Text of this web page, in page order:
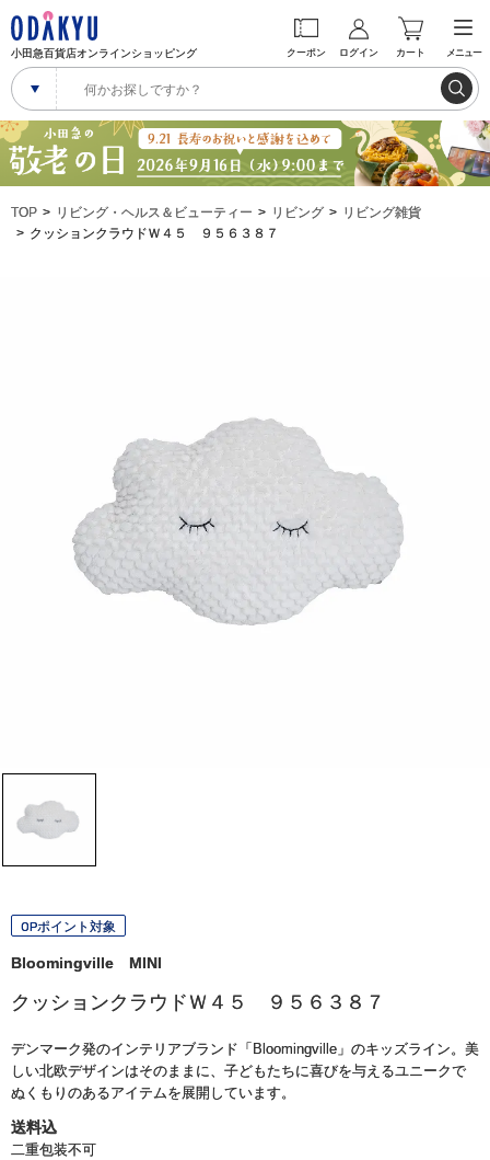
小田急百貨店オンラインショッピング クーポン ログイン カート メニュー
TOP リビング・ヘルス＆ビューティー リビング
リビング雑貨
クッションクラウドＷ４５ ９５６３８７
OPポイント対象
Bloomingville MINI
クッションクラウドＷ４５ ９５６３８７
デンマーク発のインテリアブランド「Bloomingville」のキッズライン。美
しい北欧デザインはそのままに、子どもたちに喜びを与えるユニークで
ぬくもりのあるアイテムを展開しています。
送料込
二重包装不可